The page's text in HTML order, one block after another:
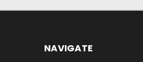
NAVIGATE